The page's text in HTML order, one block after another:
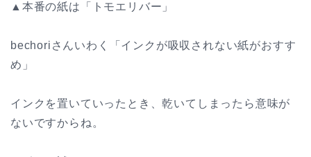
▲本番の紙は「トモエリバー」
bechoriさんいわく「インクが吸収されない紙がおすす
め」
インクを置いていったとき、乾いてしまったら意味が
ないですからね。